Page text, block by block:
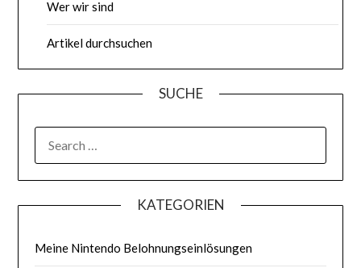
Wer wir sind
Artikel durchsuchen
SUCHE
FOR:
KATEGORIEN
Meine Nintendo Belohnungseinlösungen